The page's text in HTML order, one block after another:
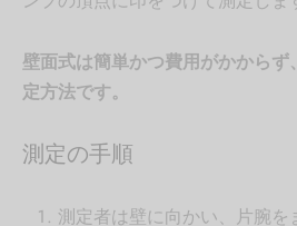
壁面式は簡単かつ費用がかからず
定方法です。
測定の手順
測定者は壁に向かい、片腕